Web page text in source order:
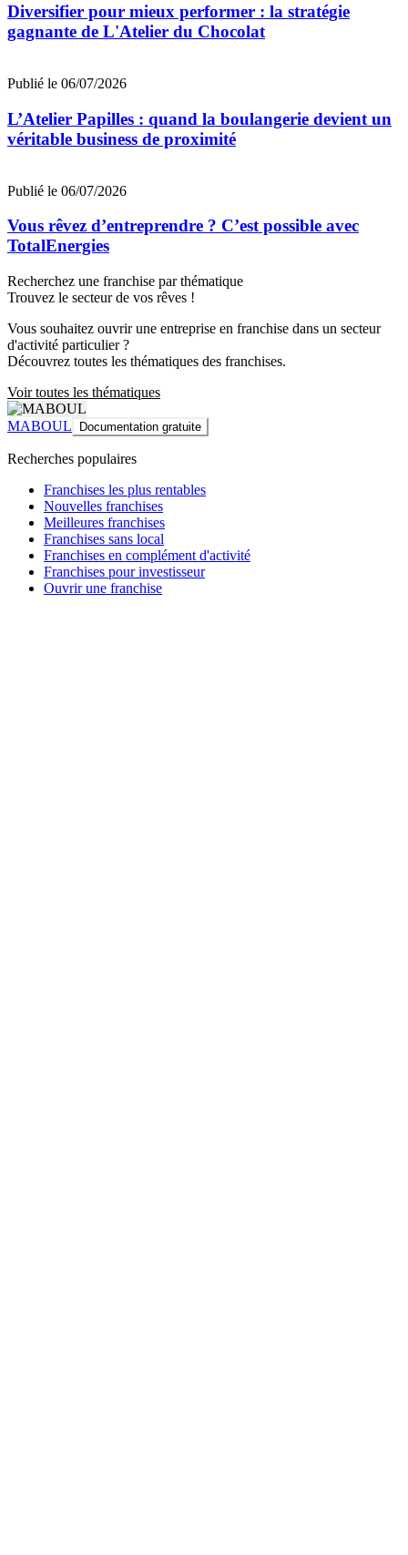
Diversifier pour mieux performer : la stratégie
gagnante de L'Atelier du Chocolat
Publié le 06/07/2026
L’Atelier Papilles : quand la boulangerie devient un
véritable business de proximité
Publié le 06/07/2026
Vous rêvez d’entreprendre ? C’est possible avec
TotalEnergies
Recherchez une franchise par thématique
Trouvez le secteur de vos rêves !
Vous souhaitez ouvrir une entreprise en franchise dans un secteur
d'activité particulier ?
Découvrez toutes les thématiques des franchises.
Voir toutes les thématiques
MABOUL Documentation gratuite
Recherches populaires
Franchises les plus rentables
Nouvelles franchises
Meilleures franchises
Franchises sans local
Franchises en complément d'activité
Franchises pour investisseur
Ouvrir une franchise